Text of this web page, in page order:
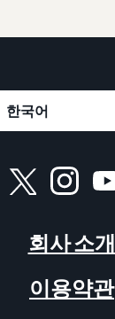
회사 소개
이용약관